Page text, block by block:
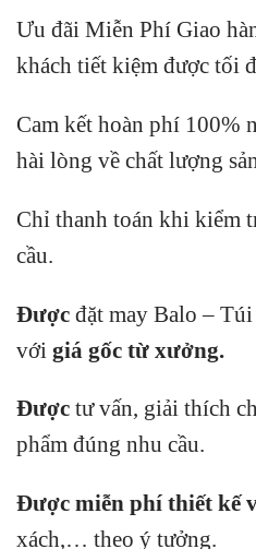
Ưu đãi Miễn Phí Giao
khách tiết kiệm được tối
Cam kết hoàn phí 100%
hài lòng về chất lượng
Chỉ thanh toán khi kiểm
cầu.
Được đặt may Balo –
với giá gốc từ xưởng.
Được tư vấn, giải thích
phẩm đúng nhu cầu.
Được miễn phí thiết kế
xách,… theo ý tưởng.